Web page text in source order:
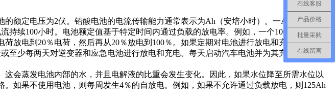
定电压为2伏。铅酸电池的电流传输能力通常表示为Ah（安培小时）。一Ah等于3600库
续100小时。电池额定值基于特定时间内通过负载的放电率。例如，一个100Ah的电池以
放电到20％电荷，然后再从20％放电到100％。如果定期对电池进行放电和充电，则可以
少每两天对逆变器和应急电池进行放电和充电。每天启动汽车电池并为其充电可延长其
蒸发电池内部的水，并且电解液的比重会发生变化。因此，如果水位降至所需水位以
如果不使用电池，则每周发生4％的自放电。例如，如果不允许通过负载放电，则125Ah
在线客服
产品价格
批量采购
在线留言